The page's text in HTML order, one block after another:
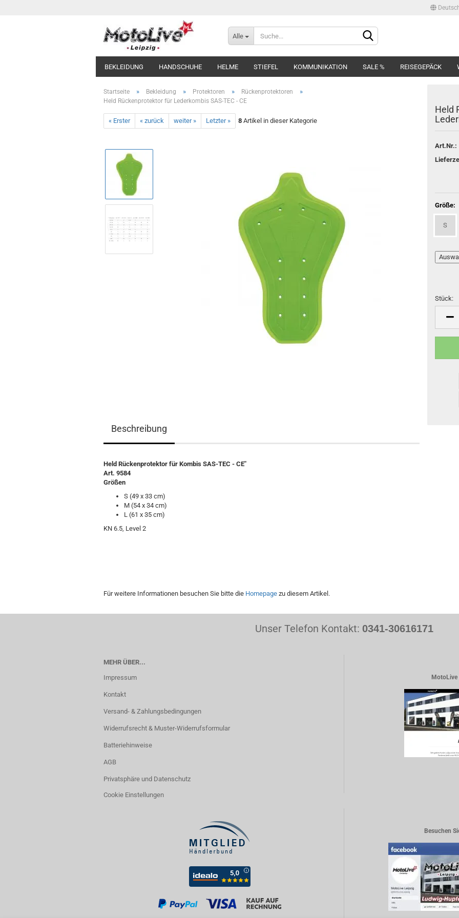
Passwort vergessen?
Alle
BEKLEIDUNG HANDSCHUHE HELME STIEFEL KOMMUNIKATION SALE % REISEGEPÄCK
Startseite » Bekleidung » Protektoren » Rückenprotektoren »
Held Rückenprotektor für Lederkombis SAS-TEC - CE
« Erster « zurück weiter » Letzter » 8 Artikel in dieser Kategorie
Held
Art.Nr.:
Größe:
S
Stück:
Stück
Beschreibung
Held Rückenprotektor für Kombis SAS-TEC - CE"
Art. 9584
Größen
S (49 x 33 cm)
M (54 x 34 cm)
L (61 x 35 cm)
KN 6.5, Level 2
Für weitere Informationen besuchen Sie bitte die Homepage zu diesem Artikel.
Unser Telefon Kontakt: 0341-30616171
MEHR ÜBER...
Impressum
Kontakt
Versand- & Zahlungsbedingungen
Widerrufsrecht & Muster-Widerrufsformular
Batteriehinweise
AGB
Privatsphäre und Datenschutz
Cookie Einstellungen
MotoLive
Besuchen